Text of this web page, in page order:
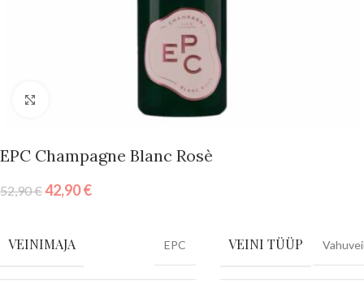
EPC Champagne Blanc Rosè
52,90€42,90€
VEINIMAJA EPC VEINI TÜÜP